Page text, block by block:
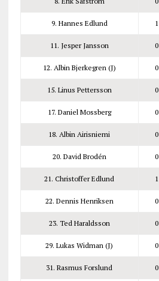
9. Hannes Edlund 1
11. Jesper Jansson 0
12. Albin Bjerkegren (J) 0
15. Linus Pettersson 0
17. Daniel Mossberg 0
18. Albin Airisniemi 0
20. David Brodén 0
21. Christoffer Edlund 1
22. Dennis Henriksen 0
23. Ted Haraldsson 0
29. Lukas Widman (J) 0
31. Rasmus Forslund 0